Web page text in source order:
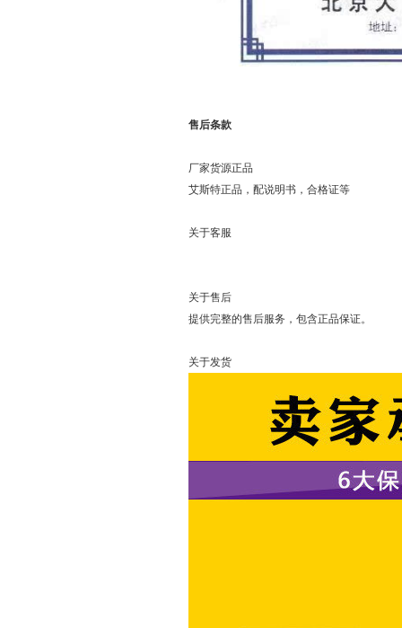
售后条款
厂家货源正品
艾斯特正品，配说明书，合格证等
关于客服
关于售后
提供完整的售后服务，包含正品保证。
关于发货